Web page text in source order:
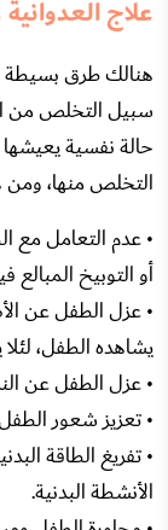
علاج
هنالك طرق بسيطة
سبيل التخلص من
حالة نفسية
التخلص منها،
• عدم التعامل مع
أو التوبيخ المبالع
• عزل الطفل عن
يشاهده الطفل،
• عزل الطفل عن
• تعزيز شعور
• تفريغ الطاقة
الأنشطة البدنية.